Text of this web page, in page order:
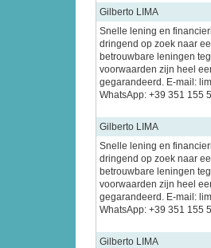
Gilberto LIMA
Snelle lening en
dringend op zoek naar
betrouwbare leningen
voorwaarden zijn heel
gegarandeerd. E-mail:
WhatsApp: +39 351 155
Gilberto LIMA
Snelle lening en
dringend op zoek naar
betrouwbare leningen
voorwaarden zijn heel
gegarandeerd. E-mail:
WhatsApp: +39 351 155
Gilberto LIMA